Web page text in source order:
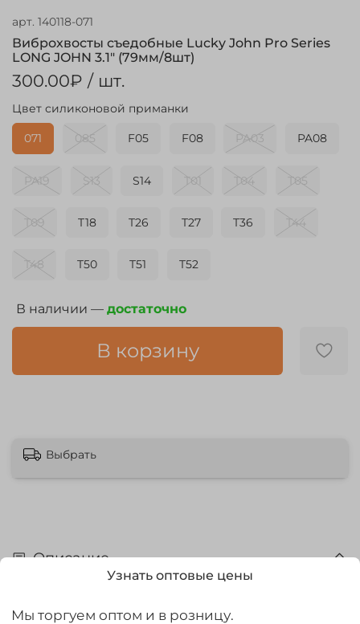
арт. 140118-071
Виброхвосты съедобные Lucky John Pro Series
LONG JOHN 3.1" (79мм/8шт)
300.00₽ / шт.
В наличии — достаточно
В корзину
Цвет силиконовой приманки
071 085 F05 F08 PA03 PA08
PA19 S13 S14 T01 T04 T05
T09 T18 T26 T27 T36 T44
T48 T50 T51 T52
Выбрать
Описание
Узнать оптовые цены
Мы торгуем оптом и в розницу.